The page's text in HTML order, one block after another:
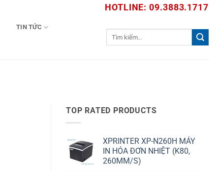
HOTLINE: 09.3883.1717
TIN TỨC
TOP RATED PRODUCTS
XPRINTER XP-N260H MÁY
IN HÓA ĐƠN NHIỆT (K80,
260MM/S)